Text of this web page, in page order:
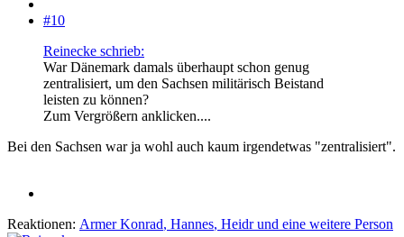
#10
Reinecke schrieb:
War Dänemark damals überhaupt schon genug
zentralisiert, um den Sachsen militärisch Beistand
leisten zu können?
Zum Vergrößern anklicken....
Bei den Sachsen war ja wohl auch kaum irgendetwas "zentralisiert".
Reaktionen: Armer Konrad, Hannes, Heidrund eine weitere Person